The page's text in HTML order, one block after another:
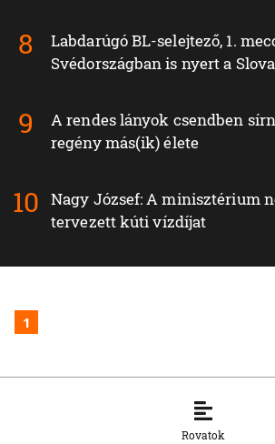
Labdarúgó BL-selejtező, 1.
Svédországban is nyert a
A rendes lányok csendben
regény más(ik) élete
Nagy József: A minisztérium
tervezett kúti vízdíjat
1
Rovatok